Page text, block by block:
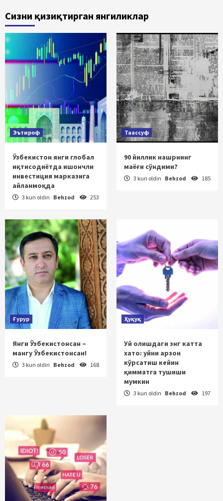
Сизни қизиқтирган янгиликлар
Эътироф
Ўзбекистон янги глобал
иқтисодиётда ишончли
инвестиция марказига
айланмоқда
3 kun oldin Behzod 253
Таассуф
90 йиллик нашрнинг
маёғи сўндими?
3 kun oldin Behzod 185
Ғурур
Янги Ўзбекистонсан –
мангу Ўзбекистонсан!
3 kun oldin Behzod 168
Ҳуқуқ
Уй олишдаги энг катта
хато: уйни арзон
кўрсатиш кейин
қимматга тушиши
мумкин
3 kun oldin Behzod 197